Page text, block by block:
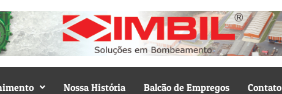
Nossa História Balcão de Empregos Contato